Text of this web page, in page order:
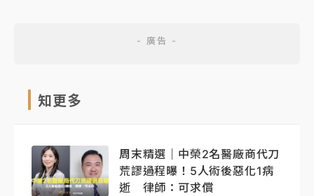
知更多
周末精選｜中榮2名醫廠商代刀
荒謬過程曝！5人術後惡化1病
逝 律師：可求償